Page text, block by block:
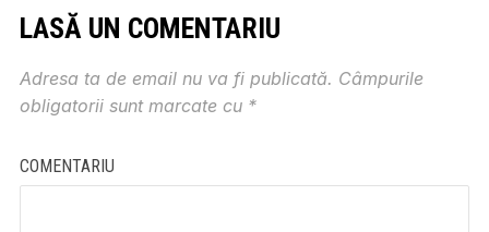
LASĂ UN COMENTARIU
Adresa ta de email nu va fi publicată. Câmpurile
obligatorii sunt marcate cu *
COMENTARIU